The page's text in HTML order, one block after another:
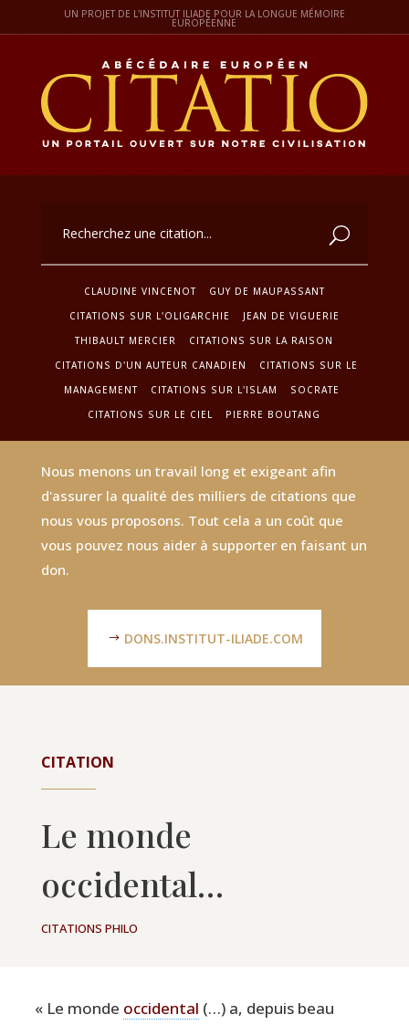
UN PROJET DE L'INSTITUT ILIADE POUR LA LONGUE MÉMOIRE
EUROPÉENNE
CLAUDINE VINCENOT
GUY DE MAUPASSANT
CITATIONS SUR L'OLIGARCHIE
JEAN DE VIGUERIE
THIBAULT MERCIER
CITATIONS SUR LA RAISON
CITATIONS D'UN AUTEUR CANADIEN
CITATIONS SUR LE
MANAGEMENT
CITATIONS SUR L'ISLAM
SOCRATE
CITATIONS SUR LE CIEL
PIERRE BOUTANG
Nous menons un travail long et exigeant afin
d'assurer la qualité des milliers de citations que
nous vous proposons. Tout cela a un coût que
vous pouvez nous aider à supporter en faisant un
don.
DONS.INSTITUT-ILIADE.COM
CITATION
Le monde
occidental…
CITATIONS PHILO
« Le monde occi­den­tal (…) a, depuis beau